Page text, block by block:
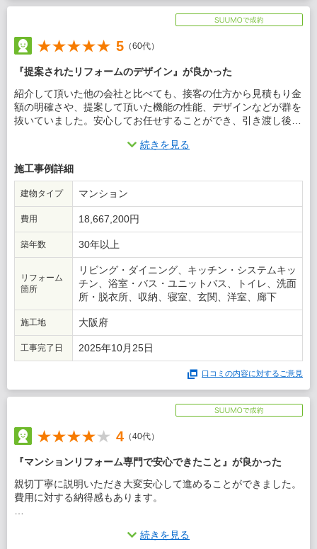
5 （60代）
『提案されたリフォームのデザイン』が良かった
紹介して頂いた他の会社と比べても、接客の仕方から見積もり金
額の明確さや、提案して頂いた機能の性能、デザインなどが群を
抜いていました。安心してお任せすることができ、引き渡し後の
体としては非常に満足できるリフォームだったと思います。
この会社に決めた理由
提案力や価格の明確さなどを検討していくうちに、ダメな会社を
断っていくと必然的にこの会社にお任せすることになりました。
続きを見る
施工事例詳細
建物タイプ マンション
費用 18,667,200円
築年数 30年以上
リフォーム
箇所
リビング・ダイニング、キッチン・システムキッ
チン、浴室・バス・ユニットバス、トイレ、洗面
所・脱衣所、収納、寝室、玄関、洋室、廊下
施工地 大阪府
工事完了日 2025年10月25日
口コミの内容に対するご意見
4 （40代）
『マンションリフォーム専門で安心できたこと』が良かった
親切丁寧に説明いただき大変安心して進めることができました。
費用に対する納得感もあります。
続きを見る